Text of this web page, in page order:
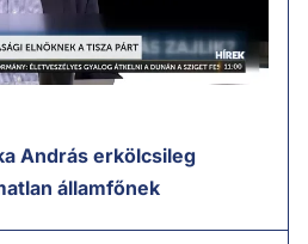
András erkölcsileg
államfőnek